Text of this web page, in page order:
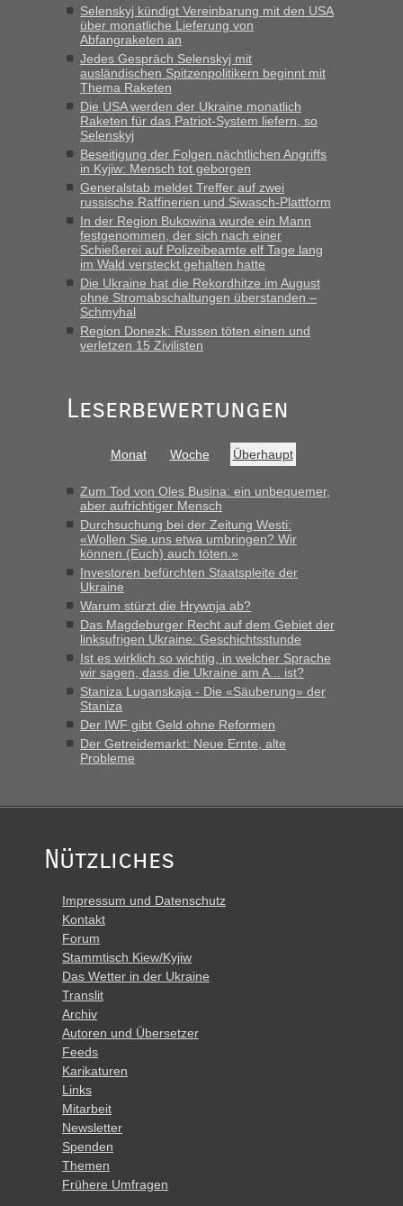
Selenskyj kündigt Vereinbarung mit den USA
über monatliche Lieferung von
Abfangraketen an
Jedes Gespräch Selenskyj mit
ausländischen Spitzenpolitikern beginnt mit
Thema Raketen
Die USA werden der Ukraine monatlich
Raketen für das Patriot-System liefern, so
Selenskyj
Beseitigung der Folgen nächtlichen Angriffs
in Kyjiw: Mensch tot geborgen
Generalstab meldet Treffer auf zwei
russische Raffinerien und Siwasch-Plattform
In der Region Bukowina wurde ein Mann
festgenommen, der sich nach einer
Schießerei auf Polizeibeamte elf Tage lang
im Wald versteckt gehalten hatte
Die Ukraine hat die Rekordhitze im August
ohne Stromabschaltungen überstanden –
Schmyhal
Region Donezk: Russen töten einen und
verletzen 15 Zivilisten
Leserbewertungen
Monat Woche Überhaupt
Zum Tod von Oles Busina: ein unbequemer,
aber aufrichtiger Mensch
Durchsuchung bei der Zeitung Westi:
«Wollen Sie uns etwa umbringen? Wir
können (Euch) auch töten.»
Investoren befürchten Staatspleite der
Ukraine
Warum stürzt die Hrywnja ab?
Das Magdeburger Recht auf dem Gebiet der
linksufrigen Ukraine: Geschichtsstunde
Ist es wirklich so wichtig, in welcher Sprache
wir sagen, dass die Ukraine am A... ist?
Staniza Luganskaja - Die «Säuberung» der
Staniza
Der IWF gibt Geld ohne Reformen
Der Getreidemarkt: Neue Ernte, alte
Probleme
Nützliches
Impressum und Datenschutz
Kontakt
Forum
Stammtisch Kiew/Kyjiw
Das Wetter in der Ukraine
Translit
Archiv
Autoren und Übersetzer
Feeds
Karikaturen
Links
Mitarbeit
Newsletter
Spenden
Themen
Frühere Umfragen